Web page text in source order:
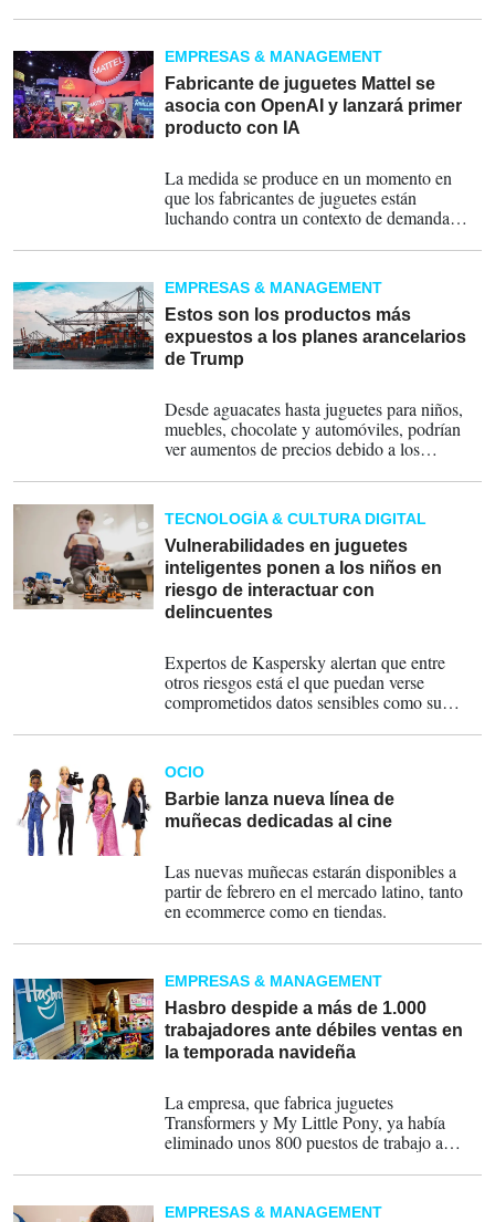
EMPRESAS & MANAGEMENT
Fabricante de juguetes Mattel se
asocia con OpenAI y lanzará primer
producto con IA
La medida se produce en un momento en
que los fabricantes de juguetes están
luchando contra un contexto de demanda
controlan el gasto para prepararse para las
consecuencias económicas de la cambiante
política comercial del presidente de Estados
Unidos, Donald Trump.
EMPRESAS & MANAGEMENT
Estos son los productos más
expuestos a los planes arancelarios
de Trump
Desde aguacates hasta juguetes para niños,
muebles, chocolate y automóviles, podrían
ver aumentos de precios debido a los
TECNOLOGÍA & CULTURA DIGITAL
Vulnerabilidades en juguetes
inteligentes ponen a los niños en
riesgo de interactuar con
delincuentes
Expertos de Kaspersky alertan que entre
otros riesgos está el que puedan verse
comprometidos datos sensibles como su
OCIO
Barbie lanza nueva línea de
muñecas dedicadas al cine
Las nuevas muñecas estarán disponibles a
partir de febrero en el mercado latino, tanto
en ecommerce como en tiendas.
EMPRESAS & MANAGEMENT
Hasbro despide a más de 1.000
trabajadores ante débiles ventas en
la temporada navideña
La empresa, que fabrica juguetes
Transformers y My Little Pony, ya había
eliminado unos 800 puestos de trabajo a
EMPRESAS & MANAGEMENT